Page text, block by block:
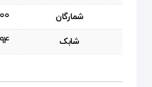
شمارگان ۳۰۰
شابک